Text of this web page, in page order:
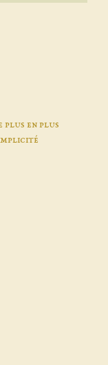
plus en plus